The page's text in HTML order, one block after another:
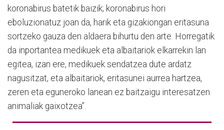
koronabirus batetik baizik; koronabirus hori
eboluzionatuz joan da, harik eta gizakiongan eritasuna
sortzeko gauza den aldaera bihurtu den arte. Horregatik
da inportantea medikuek eta albaitariok elkarrekin lan
egitea, izan ere, medikuek sendatzea dute ardatz
nagusitzat, eta albaitariok, eritasunei aurrea hartzea,
zeren eta eguneroko lanean ez baitzaigu interesatzen
animaliak gaixotzea”.